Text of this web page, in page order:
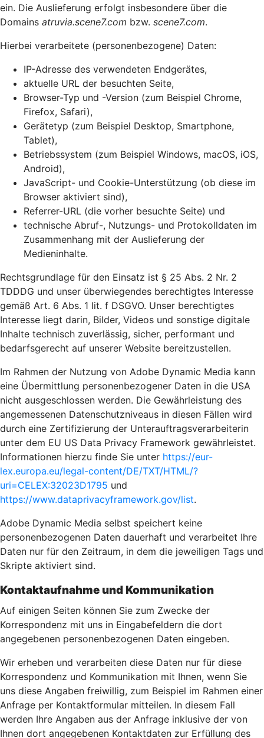
ein. Die Auslieferung erfolgt insbesondere über die
Domains atruvia.scene7.com bzw. scene7.com.
Hierbei verarbeitete (personenbezogene) Daten:
IP-Adresse des verwendeten Endgerätes,
aktuelle URL der besuchten Seite,
Browser-Typ und -Version (zum Beispiel Chrome,
Firefox, Safari),
Gerätetyp (zum Beispiel Desktop, Smartphone,
Tablet),
Betriebssystem (zum Beispiel Windows, macOS, iOS,
Android),
JavaScript- und Cookie-Unterstützung (ob diese im
Browser aktiviert sind),
Referrer-URL (die vorher besuchte Seite) und
technische Abruf-, Nutzungs- und Protokolldaten im
Zusammenhang mit der Auslieferung der
Medieninhalte.
Rechtsgrundlage für den Einsatz ist § 25 Abs. 2 Nr. 2
TDDDG und unser überwiegendes berechtigtes Interesse
gemäß Art. 6 Abs. 1 lit. f DSGVO. Unser berechtigtes
Interesse liegt darin, Bilder, Videos und sonstige digitale
Inhalte technisch zuverlässig, sicher, performant und
bedarfsgerecht auf unserer Website bereitzustellen.
Im Rahmen der Nutzung von Adobe Dynamic Media kann
eine Übermittlung personenbezogener Daten in die USA
nicht ausgeschlossen werden. Die Gewährleistung des
angemessenen Datenschutzniveaus in diesen Fällen wird
durch eine Zertifizierung der Unterauftragsverarbeiterin
unter dem EU US Data Privacy Framework gewährleistet.
Informationen hierzu finde Sie unter https://eur-
lex.europa.eu/legal-content/DE/TXT/HTML/?
uri=CELEX:32023D1795 und
https://www.dataprivacyframework.gov/list.
Adobe Dynamic Media selbst speichert keine
personenbezogenen Daten dauerhaft und verarbeitet Ihre
Daten nur für den Zeitraum, in dem die jeweiligen Tags und
Skripte aktiviert sind.
Kontaktaufnahme und Kommunikation
Auf einigen Seiten können Sie zum Zwecke der
Korrespondenz mit uns in Eingabefeldern die dort
angegebenen personenbezogenen Daten eingeben.
Wir erheben und verarbeiten diese Daten nur für diese
Korrespondenz und Kommunikation mit Ihnen, wenn Sie
uns diese Angaben freiwillig, zum Beispiel im Rahmen einer
Anfrage per Kontaktformular mitteilen. In diesem Fall
werden Ihre Angaben aus der Anfrage inklusive der von
Ihnen dort angegebenen Kontaktdaten zur Erfüllung des